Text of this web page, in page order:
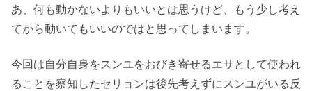
あ、何も動かないよりもいいとは思うけど、もう少し考え
てから動いてもいいのではと思ってしまいます。
今回は自分自身をスンユをおびき寄せるエサとして使われ
ることを察知したセリョンは後先考えずにスンユがいる反